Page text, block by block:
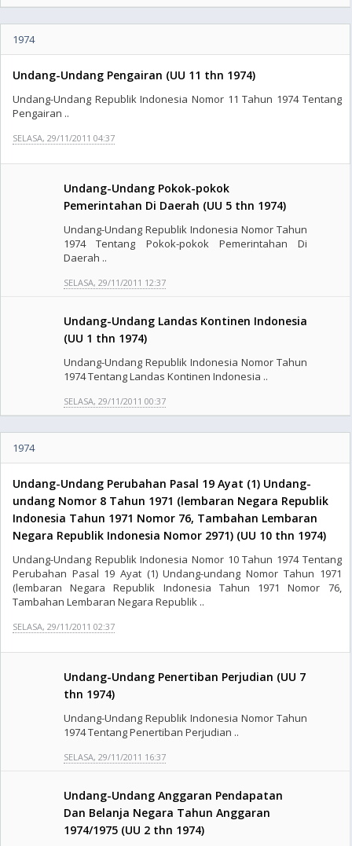
1974
Undang-Undang Pengairan (UU 11 thn 1974)
Undang-Undang Republik Indonesia Nomor 11 Tahun 1974 Tentang
Pengairan ..
SELASA, 29/11/2011 04:37
Undang-Undang Pokok-pokok
Pemerintahan Di Daerah (UU 5 thn 1974)
Undang-Undang Republik Indonesia Nomor Tahun
1974 Tentang Pokok-pokok Pemerintahan Di
Daerah ..
SELASA, 29/11/2011 12:37
Undang-Undang Landas Kontinen Indonesia
(UU 1 thn 1974)
Undang-Undang Republik Indonesia Nomor Tahun
1974 Tentang Landas Kontinen Indonesia ..
SELASA, 29/11/2011 00:37
1974
Undang-Undang Perubahan Pasal 19 Ayat (1) Undang-
undang Nomor 8 Tahun 1971 (lembaran Negara Republik
Indonesia Tahun 1971 Nomor 76, Tambahan Lembaran
Negara Republik Indonesia Nomor 2971) (UU 10 thn 1974)
Undang-Undang Republik Indonesia Nomor 10 Tahun 1974 Tentang
Perubahan Pasal 19 Ayat (1) Undang-undang Nomor Tahun 1971
(lembaran Negara Republik Indonesia Tahun 1971 Nomor 76,
Tambahan Lembaran Negara Republik ..
SELASA, 29/11/2011 02:37
Undang-Undang Penertiban Perjudian (UU 7
thn 1974)
Undang-Undang Republik Indonesia Nomor Tahun
1974 Tentang Penertiban Perjudian ..
SELASA, 29/11/2011 16:37
Undang-Undang Anggaran Pendapatan
Dan Belanja Negara Tahun Anggaran
1974/1975 (UU 2 thn 1974)